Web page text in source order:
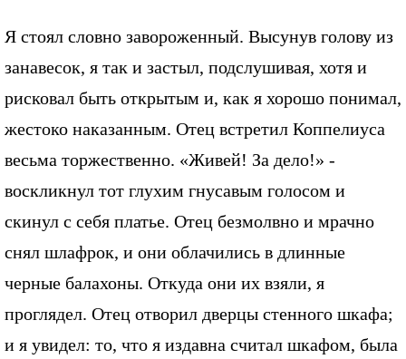
Я стоял словно завороженный. Высунув голову из
занавесок, я так и застыл, подслушивая, хотя и
рисковал быть открытым и, как я хорошо понимал,
жестоко наказанным. Отец встретил Коппелиуса
весьма торжественно. «Живей! За дело!» -
воскликнул тот глухим гнусавым голосом и
скинул с себя платье. Отец безмолвно и мрачно
снял шлафрок, и они облачились в длинные
черные балахоны. Откуда они их взяли, я
проглядел. Отец отворил дверцы стенного шкафа;
и я увидел: то, что я издавна считал шкафом, была